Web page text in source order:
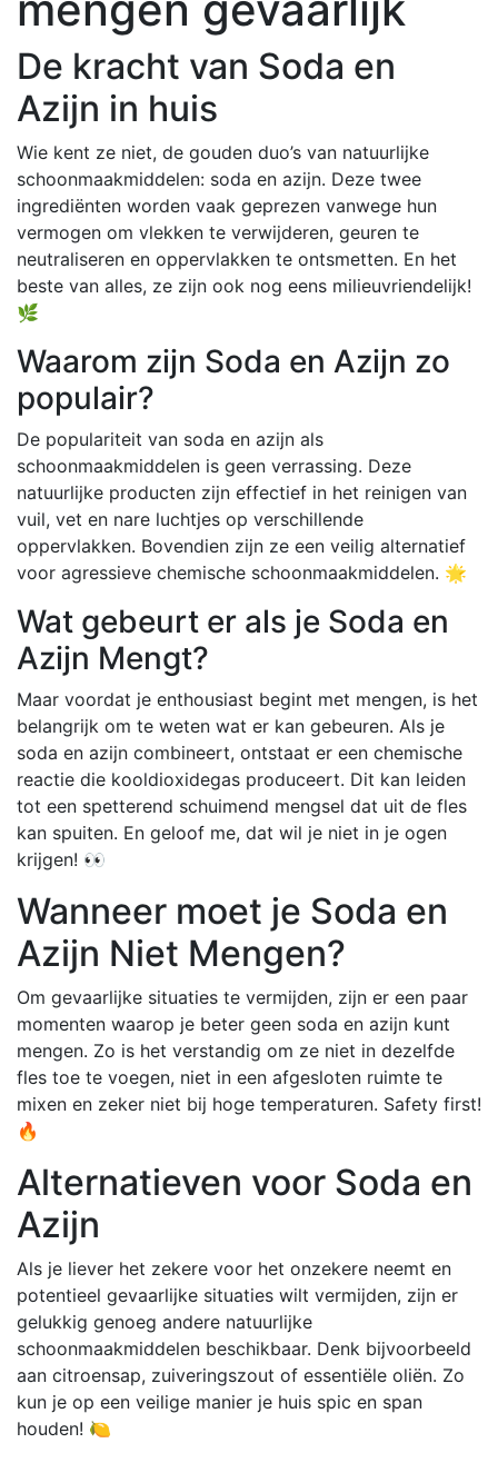
De kracht van Soda en
Azijn in huis
Wie kent ze niet, de gouden duo’s van natuurlijke
schoonmaakmiddelen: soda en azijn. Deze twee
ingrediënten worden vaak geprezen vanwege hun
vermogen om vlekken te verwijderen, geuren te
neutraliseren en oppervlakken te ontsmetten. En het
beste van alles, ze zijn ook nog eens milieuvriendelijk!
🌿
Waarom zijn Soda en Azijn zo
populair?
De populariteit van soda en azijn als
schoonmaakmiddelen is geen verrassing. Deze
natuurlijke producten zijn effectief in het reinigen van
vuil, vet en nare luchtjes op verschillende
oppervlakken. Bovendien zijn ze een veilig alternatief
voor agressieve chemische schoonmaakmiddelen. 🌟
Wat gebeurt er als je Soda en
Azijn Mengt?
Maar voordat je enthousiast begint met mengen, is het
belangrijk om te weten wat er kan gebeuren. Als je
soda en azijn combineert, ontstaat er een chemische
reactie die kooldioxidegas produceert. Dit kan leiden
tot een spetterend schuimend mengsel dat uit de fles
kan spuiten. En geloof me, dat wil je niet in je ogen
krijgen! 👀
Wanneer moet je Soda en
Azijn Niet Mengen?
Om gevaarlijke situaties te vermijden, zijn er een paar
momenten waarop je beter geen soda en azijn kunt
mengen. Zo is het verstandig om ze niet in dezelfde
fles toe te voegen, niet in een afgesloten ruimte te
mixen en zeker niet bij hoge temperaturen. Safety first!
🔥
Alternatieven voor Soda en
Azijn
Als je liever het zekere voor het onzekere neemt en
potentieel gevaarlijke situaties wilt vermijden, zijn er
gelukkig genoeg andere natuurlijke
schoonmaakmiddelen beschikbaar. Denk bijvoorbeeld
aan citroensap, zuiveringszout of essentiële oliën. Zo
kun je op een veilige manier je huis spic en span
houden! 🍋